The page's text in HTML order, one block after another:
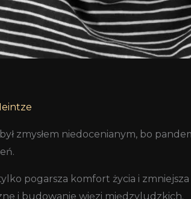
zmysłem niedocenianym, bo
pogarsza komfort życia i
i budowanie więzi międzyludzkich.